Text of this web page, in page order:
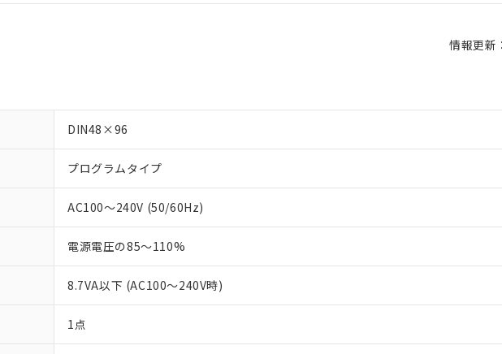
情報更
DIN48×96
プログラムタイプ
AC100～240V (50/60Hz)
電源電圧の85～110%
8.7VA以下 (AC100～240V時)
1点